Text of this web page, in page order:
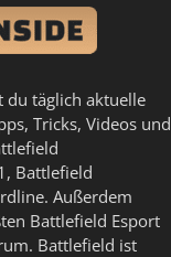
du täglich aktuelle
Tricks, Videos und
, Battlefield
. Außerdem
Battlefield Esport
. Battlefield ist